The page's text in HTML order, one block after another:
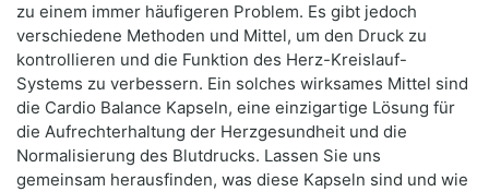
zu einem immer häufigeren Problem. Es gibt jedoch
verschiedene Methoden und Mittel, um den Druck zu
kontrollieren und die Funktion des Herz-Kreislauf-
Systems zu verbessern. Ein solches wirksames Mittel sind
die Cardio Balance Kapseln, eine einzigartige Lösung für
die Aufrechterhaltung der Herzgesundheit und die
Normalisierung des Blutdrucks. Lassen Sie uns
gemeinsam herausfinden, was diese Kapseln sind und wie